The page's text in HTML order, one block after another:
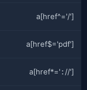
a[href^='/']
a[href$='pdf']
a[href*=': //']